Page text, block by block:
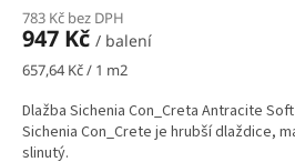
783 Kč bez DPH
947 Kč / balení
Měrná
657,64 Kč / 1 m2
Dlažba Sichenia Con_Creta Antracite
Sichenia Con_Crete je hrubší dlaždice,
slinutý.